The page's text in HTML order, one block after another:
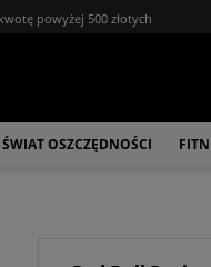
powyżej 500 złotych
ŚWIAT OSZCZĘDNOŚCI